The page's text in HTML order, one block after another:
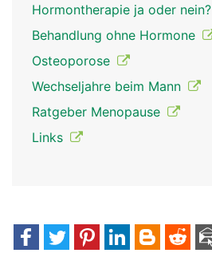
Hormontherapie ja oder nein?
Behandlung ohne Hormone
Osteoporose
Wechseljahre beim Mann
Ratgeber Menopause
Links